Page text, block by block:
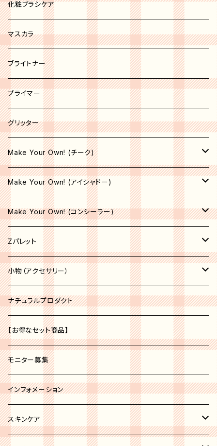
リップバーム
リップライナー
カブキブラシ
シャドウブラシ
チーク＆パウダーブラシ
ファンデーションブラシ
ライナーブラシ
コンシーラーブラシ
エリートブラシ
リップブラシ
化粧ブラシケア
マスカラ
ブライトナー
プライマー
グリッター
Make Your Own! (チーク)
収納空パレット
マット
シマー
サテン
Make Your Own! (アイシャドー)
サテン
オペーク
シア―
セミオペーク
シマー
シア―
オペーク
セミオペーク
マット
シア―
オペーク
セミオペーク
収納空パレット
ベージュ系
ホワイト系
ブラック系
グレー系
Make Your Own! (コンシーラー)
収納空パレット
Zパレット
パレット
アクセサリー
小物（アクセサリー）
コスメオーガナイザー
収納空パレット
ブラシカバー
その他
ナチュラルプロダクト
【お得なセット商品】
モニター募集
インフォメーション
スキンケア